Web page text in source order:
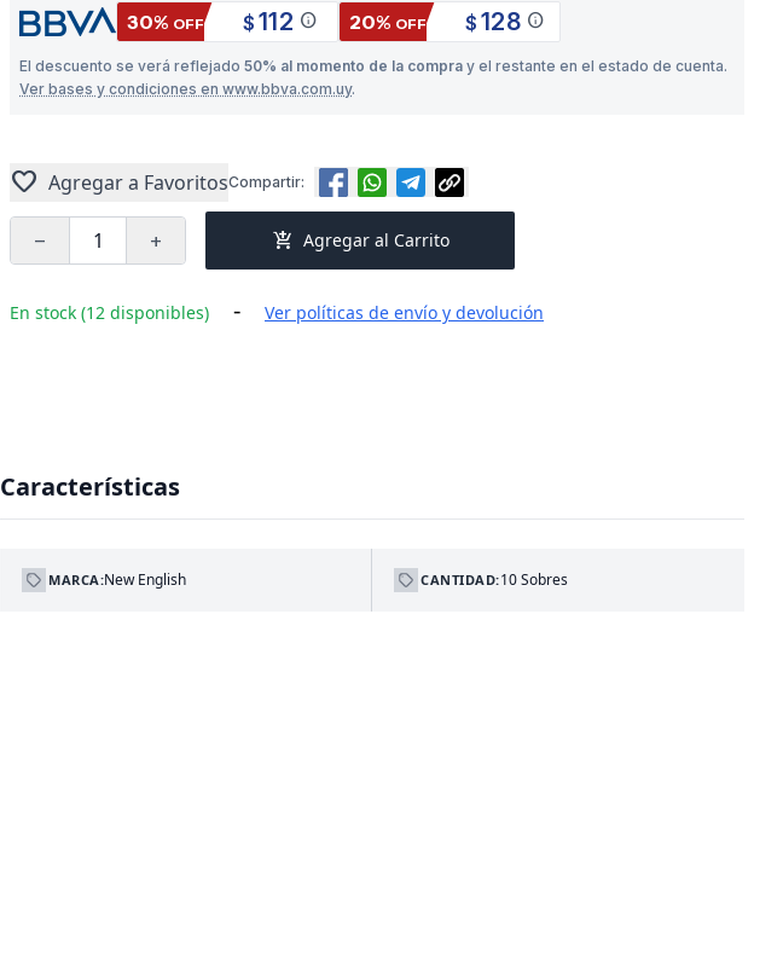
30% OFF $ 112 info 20% OFF $ 128 info
El descuento se verá reflejado 50% al momento de la compra y el restante en el estado de cuenta.
Ver bases y condiciones en www.bbva.com.uy.
Compartir:
favorite Agregar a Favoritos
remove add add_shopping_cart Agregar al Carrito
En stock (12 disponibles) - Ver políticas de envío y devolución
Características
MARCA:New English CANTIDAD:10 Sobres